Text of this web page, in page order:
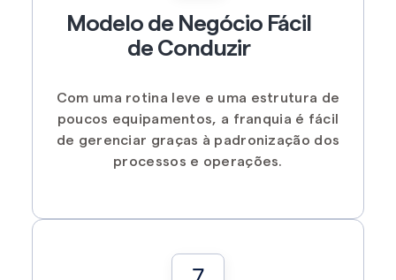
Modelo de Negócio Fácil
de Conduzir
Com uma rotina leve e uma estrutura de
poucos equipamentos, a franquia é fácil
de gerenciar graças à padronização dos
processos e operações.